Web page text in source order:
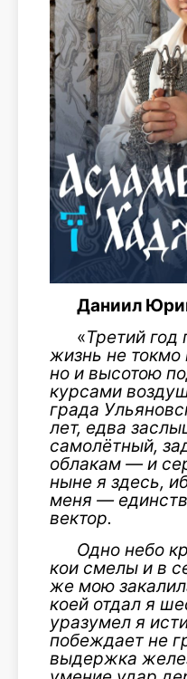
Даниил
«Третий
жизнь не
но и высотою
курсами
града
лет, едва
самолётный,
облакам — и
ныне я здесь,
меня —
вектор.
Одно небо
кои смелы и в
же мою
коей отдал я
уразумел я
побеждает не
выдержка